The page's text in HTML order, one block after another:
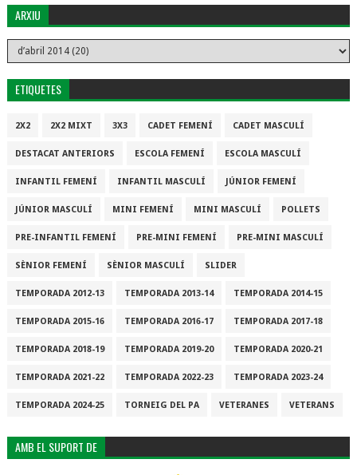
ARXIU
ETIQUETES
2X2 2X2 MIXT 3X3 CADET FEMENÍ CADET MASCULÍ
DESTACAT ANTERIORS ESCOLA FEMENÍ ESCOLA MASCULÍ
INFANTIL FEMENÍ INFANTIL MASCULÍ JÚNIOR FEMENÍ
JÚNIOR MASCULÍ MINI FEMENÍ MINI MASCULÍ POLLETS
PRE-INFANTIL FEMENÍ PRE-MINI FEMENÍ PRE-MINI MASCULÍ
SÈNIOR FEMENÍ SÈNIOR MASCULÍ SLIDER
TEMPORADA 2012-13 TEMPORADA 2013-14 TEMPORADA 2014-15
TEMPORADA 2015-16 TEMPORADA 2016-17 TEMPORADA 2017-18
TEMPORADA 2018-19 TEMPORADA 2019-20 TEMPORADA 2020-21
TEMPORADA 2021-22 TEMPORADA 2022-23 TEMPORADA 2023-24
TEMPORADA 2024-25 TORNEIG DEL PA VETERANES VETERANS
AMB EL SUPORT DE